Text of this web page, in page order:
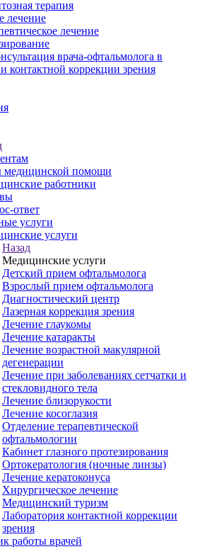
терапия
лечение
лечение
врача-офтальмолога в
контактной коррекции зрения
помощи
работники
ответ
услуги
услуги
Назад
Медицинские услуги
Детский прием офтальмолога
Взрослый прием офтальмолога
Диагностический центр
Лазерная коррекция зрения
Лечение глаукомы
Лечение катаракты
Лечение возрастной макулярной
дегенерации
Лечение при заболеваниях сетчатки и
стекловидного тела
Лечение близорукости
Лечение косоглазия
Отделение терапевтической
офтальмологии
Кабинет глазного протезирования
Ортокератология (ночные линзы)
Лечение кератоконуса
Хирургическое лечение
Медицинский туризм
Лаборатория контактной коррекции
зрения
работы врачей